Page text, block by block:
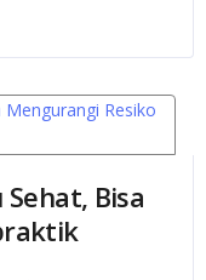
Bisa